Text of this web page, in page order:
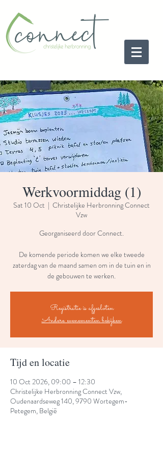
Werkvoormiddag (1)
Sat 10 Oct
  |
Christelijke Herbronning Connect
Vzw
Georganiseerd door Connect.
De komende periode komen we elke tweede
zaterdag van de maand samen om in de tuin en in
de gebouwen te werken.
Registratie is afgesloten
Andere evenementen bekijken
Tijd en locatie
10 Oct 2026, 09:00 – 12:30
Christelijke Herbronning Connect Vzw,
Oudenaardseweg 140, 9790 Wortegem-
Petegem, België